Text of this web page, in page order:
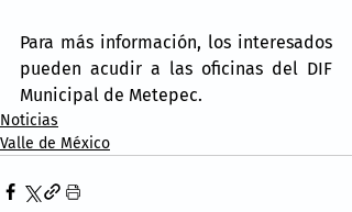
Para más información, los interesados
pueden acudir a las oficinas del DIF
Municipal de Metepec.
Noticias
Valle de México